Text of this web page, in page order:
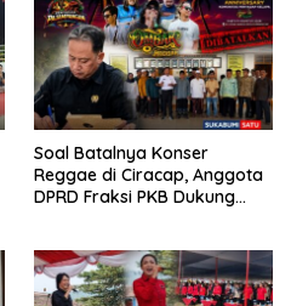
Soal Batalnya Konser
Reggae di Ciracap, Anggota
DPRD Fraksi PKB Dukung